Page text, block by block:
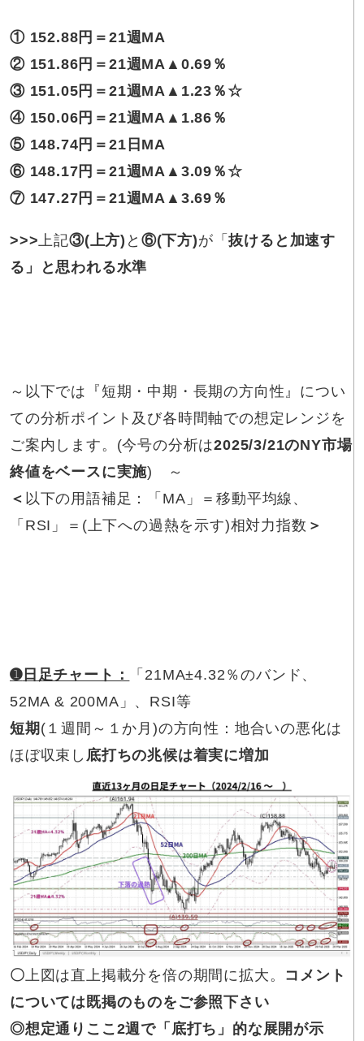
① 152.88 円 ＝21週MA
② 151.86円＝21週MA ▲0.69％
③ 151.05円＝21週MA▲1.23％☆
④ 150.06円＝21週MA▲1.86％
⑤ 148.74円＝21日MA
⑥ 148.17円＝21週MA▲3.09％☆
⑦ 147.27円＝21週MA▲3.69％
>>> 上記③(上方) と ⑥(下方)が「抜けると加速す
る」と思われる水準
～以下では『短期・中期・長期の方向性』につい
ての分析ポイント及び各時間軸での想定レンジを
ご案内します。(今号の分析は2025/3/21のNY市場
終値をベースに実施) ～
＜ 以下の用語補足：「MA」＝移動平均線、
「RSI」＝(上下への過熱を示す)相対力指数 ＞
➊日足チャート：
「21MA±4.32％のバンド、
52MA & 200MA」、RSI等
短期 (１週間～１か月)の方向性：地合いの悪化は
ほぼ収束し 底打ちの兆候は着実に増加
〇 上図は直上掲載分を倍の期間に拡大。 コメント
については既掲のものをご参照下さい
◎想定通り ここ2週で「底打ち」的な展開が示